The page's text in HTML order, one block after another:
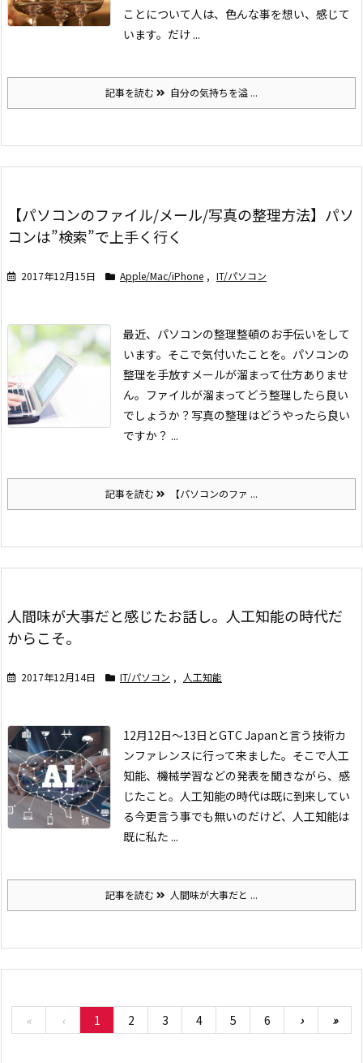
ことについて人は、色んな事を想い、感じて
います。だけ ...
記事を読む 自分の気持ちを溢 ...
【パソコンのファイル/メール/写真の整理方法】パソ
コンは”検索”で上手く行く
2017年12月15日 Apple/Mac/iPhone , IT/パソコン
最近、パソコンの整理整頓のお手伝いをして
います。そこで気付いたことを。 パソコンの
整理を手放すメールが溜まって仕方ありませ
ん。 ファイルが溜まってどう整理したら良い
でしょうか？ 写真の整理はどうやったら良い
ですか？ ...
記事を読む 【パソコンのファ ...
人間味が大事だと感じたお話し。人工知能の時代だ
からこそ。
2017年12月14日 IT/パソコン , 人工知能
12月12日〜13日とGTC Japanと言う技術カ
ンファレンスに行って来ました。そこで人工
知能、機械学習などの発表を聞きながら、感
じたこと。 人工知能の時代は既に到来してい
る今更言う事でも無いのだけど、人工知能は
既に私た ...
記事を読む 人間味が大事だと ...
« ‹ 1 2 3 4 5 6 › »